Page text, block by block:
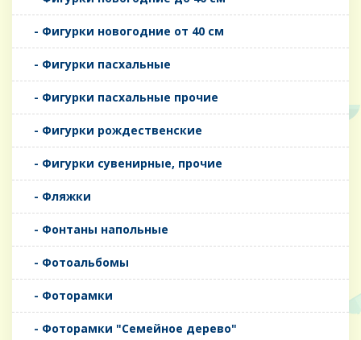
- Фигурки новогодние от 40 см
- Фигурки пасхальные
- Фигурки пасхальные прочие
- Фигурки рождественские
- Фигурки сувенирные, прочие
- Фляжки
- Фонтаны напольные
- Фотоальбомы
- Фоторамки
- Фоторамки "Семейное дерево"